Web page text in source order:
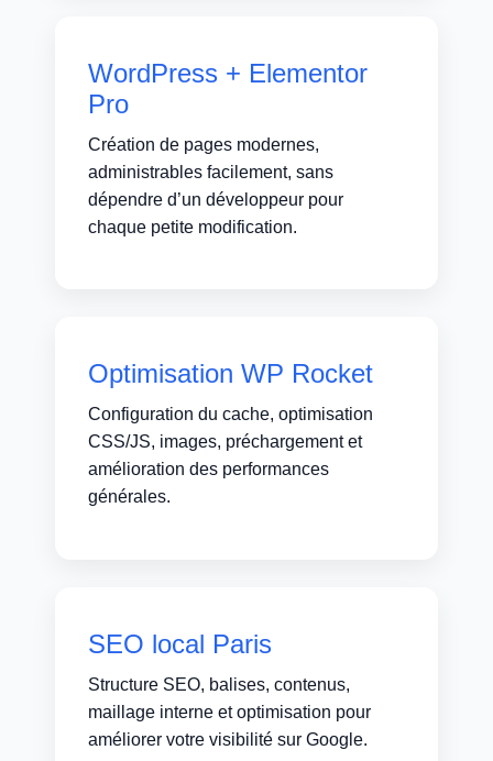
WordPress + Elementor
Pro
Création de pages modernes,
administrables facilement, sans
dépendre d’un développeur pour
chaque petite modification.
Optimisation WP Rocket
Configuration du cache, optimisation
CSS/JS, images, préchargement et
amélioration des performances
générales.
SEO local Paris
Structure SEO, balises, contenus,
maillage interne et optimisation pour
améliorer votre visibilité sur Google.